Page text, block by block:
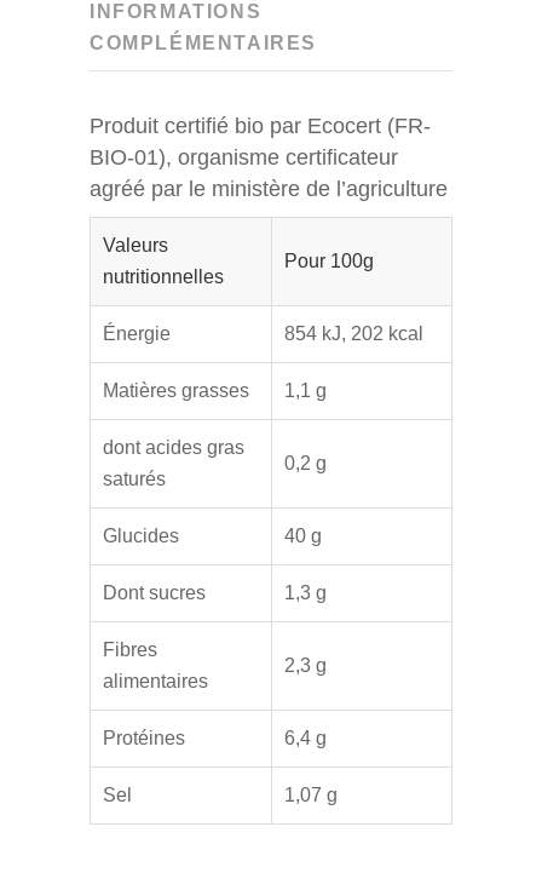
INFORMATIONS
COMPLÉMENTAIRES
Produit certifié bio par Ecocert (FR-
BIO-01), organisme certificateur
agréé par le ministère de l’agriculture
Valeurs
nutritionnelles
Pour 100g
Énergie 854 kJ, 202 kcal
Matières grasses 1,1 g
dont acides gras
saturés
0,2 g
Glucides 40 g
Dont sucres 1,3 g
Fibres
alimentaires
2,3 g
Protéines 6,4 g
Sel 1,07 g